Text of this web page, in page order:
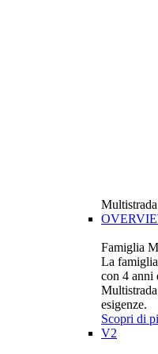
Multistrada
Famiglia
La
con 4 anni
esigenze.
Scopri di
V2